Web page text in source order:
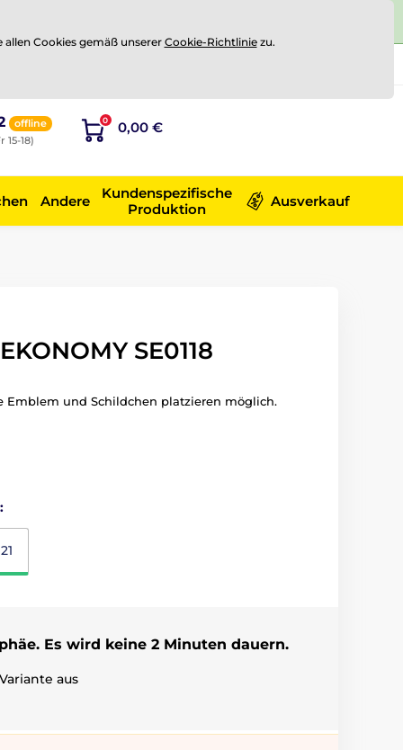
offline
15-18)
0 0,00 €
Andere
Kundenspezifische
Produktion
Ausverkauf
SE0118
Emblem und Schildchen platzieren möglich.
21
Es wird keine 2 Minuten dauern.
aus
Cookies gemäß unserer Cookie-Richtliniezu.